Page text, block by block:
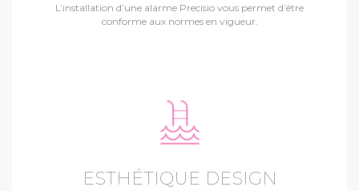
L’installation d’une alarme Precisio vous permet d’être
conforme aux normes en vigueur.
ESTHÉTIQUE DESIGN